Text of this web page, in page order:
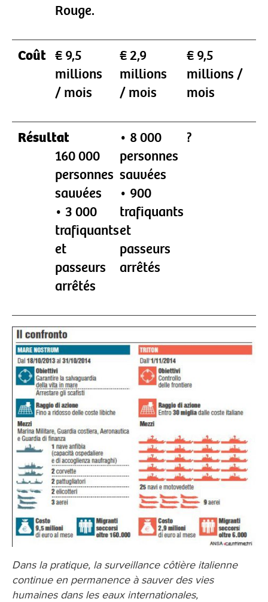
Rouge.
Coût € 9,5
millions
/ mois
€ 2,9
millions
/ mois
€ 9,5
millions /
mois
Résultat
•
160 000
personnes
sauvées
• 3 000
trafiquants
et
passeurs
arrêtés
• 8 000
personnes
sauvées
• 900
trafiquants
et
passeurs
arrêtés
?
Dans la pratique, la surveillance côtière italienne
continue en permanence à sauver des vies
humaines dans les eaux internationales,